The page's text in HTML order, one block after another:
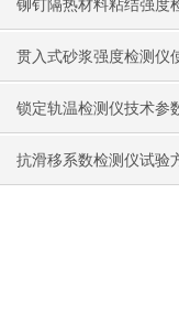
铆钉隔热材料粘结强度
贯入式砂浆强度检测仪
锁定轨温检测仪技术参
抗滑移系数检测仪试验